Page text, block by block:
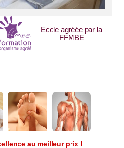
Ecole agréée par la
FFMBE
au meilleur prix !